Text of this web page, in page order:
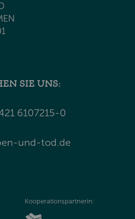
SIE UNS:
6107215-0
und-tod.de
Kooperationspartnerin: